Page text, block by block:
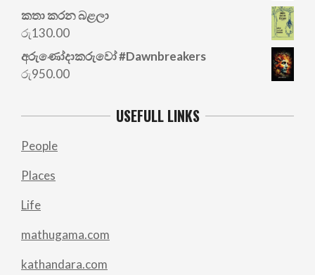
price
was:
කතා කරන බළලා
රු130.00
අරු‍ණෝදාකරුවෝ #Dawnbreakers
රු950.00
USEFULL LINKS
People
Places
Life
mathugama.com
kathandara.com